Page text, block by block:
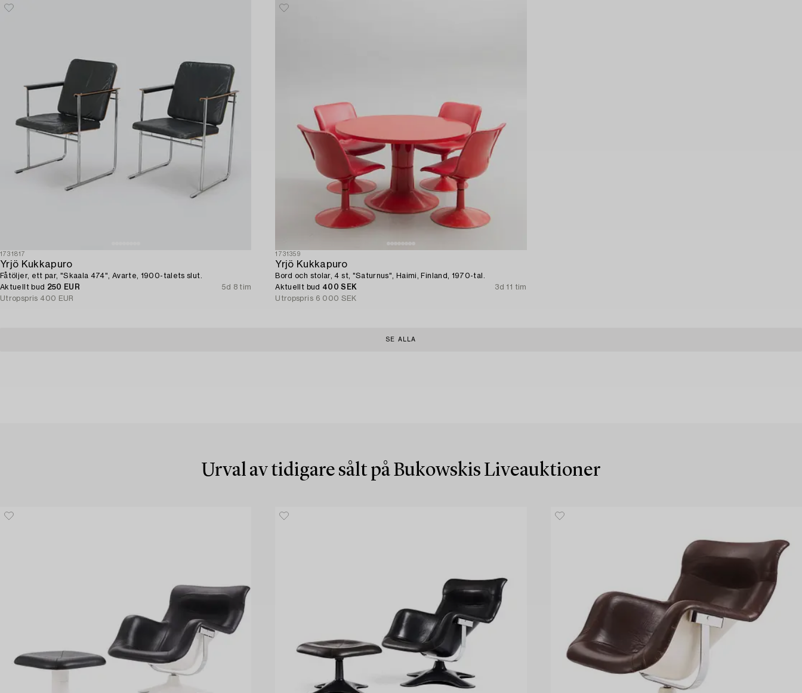
1731817
Yrjö Kukkapuro
Fåtöljer, ett par, "Skaala 474", Avarte, 1900-talets slut.
Aktuellt bud 250 EUR
5d 8 tim
Utropspris 400 EUR
1731359
Yrjö Kukkapuro
Bord och stolar, 4 st, "Saturnus", Haimi, Finland, 1970-tal.
Aktuellt bud 400 SEK
3d 11 tim
Utropspris 6 000 SEK
SE ALLA
Urval av tidigare sålt på Bukowskis Liveauktioner